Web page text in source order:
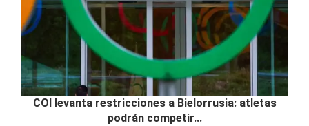
COI levanta restricciones a Bielorrusia: atletas
podrán competir...